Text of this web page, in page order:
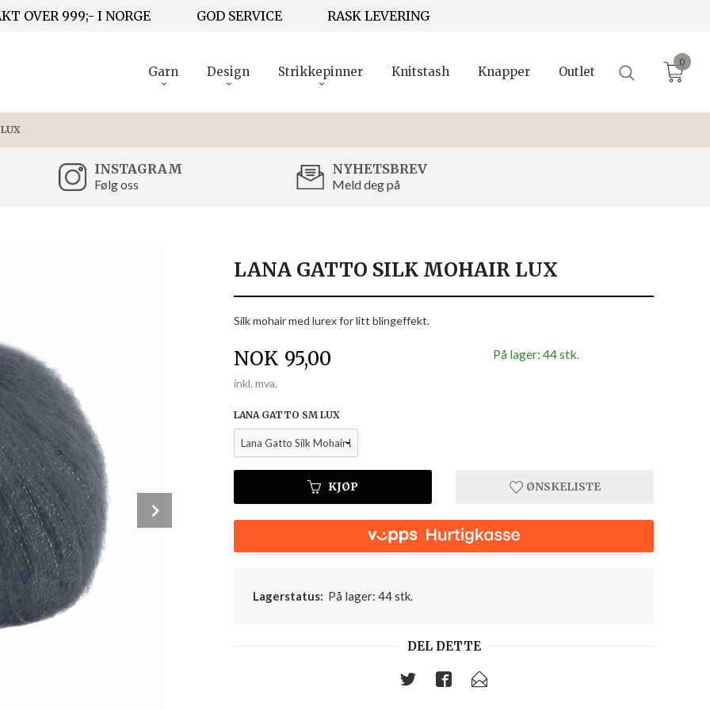
OVER 999;- I NORGE GOD SERVICE RASK LEVERING
Garn Design Strikkepinner Knitstash Knapper Outlet
0
INSTAGRAM
Følg oss
NYHETSBREV
Meld deg på
LANA GATTO SILK MOHAIR LUX
Silk mohair med lurex for litt blingeffekt.
Pris
NOK 95,00
inkl. mva.
På lager: 44 stk.
LANA GATTO SM LUX
KJØP ØNSKELISTE
Lagerstatus: På lager: 44 stk.
DEL DETTE